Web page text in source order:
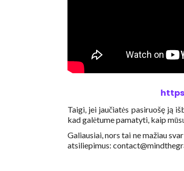
Taigi, jei jaučiatės pasiruošę ją
kad galėtume pamatyti, kaip
Galiausiai, nors tai ne mažiau
atsiliepimus: